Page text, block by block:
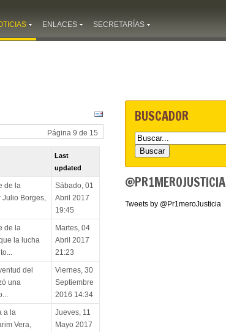
ENLACES SECRETARÍAS
Página 9 de 15
Last
updated
de la
Julio Borges,
Sábado, 01
Abril 2017
19:45
de la
la lucha
Martes, 04
Abril 2017
21:23
del
una
Viernes, 30
Septiembre
2016 14:34
a la
Vera,
Jueves, 11
Mayo 2017
BUSCADOR
@PR1MEROJUSTICIA
Tweets by @Pr1meroJusticia